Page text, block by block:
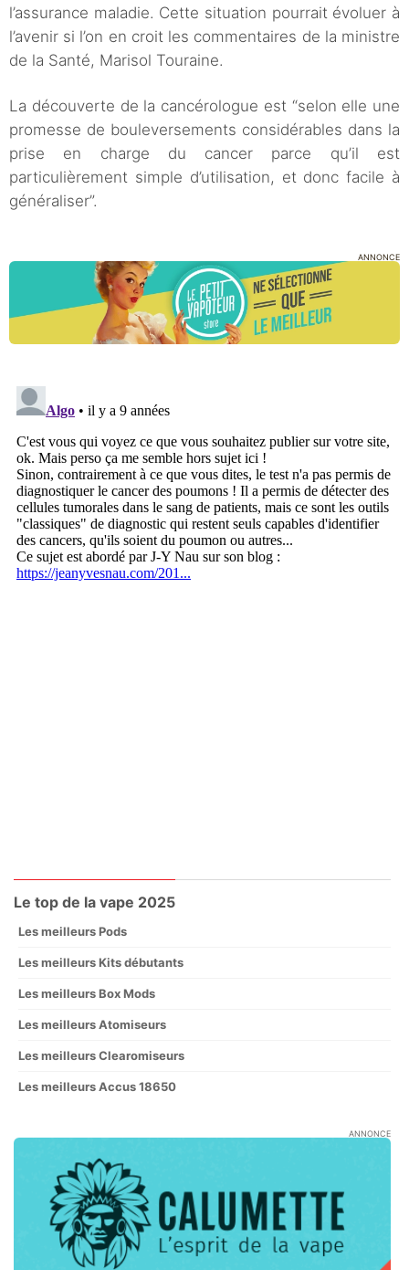
l’assurance maladie. Cette situation pourrait évoluer à
l’avenir si l’on en croit les commentaires de la ministre
de la Santé, Marisol Touraine.
La découverte de la cancérologue est “selon elle une
promesse de bouleversements considérables dans la
prise en charge du cancer parce qu’il est
particulièrement simple d’utilisation, et donc facile à
généraliser”.
ANNONCE
Le top de la vape 2025
Les meilleurs Pods
Les meilleurs Kits débutants
Les meilleurs Box Mods
Les meilleurs Atomiseurs
Les meilleurs Clearomiseurs
Les meilleurs Accus 18650
ANNONCE